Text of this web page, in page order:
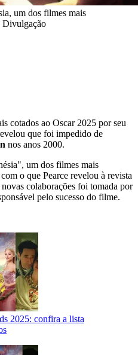
um dos filmes mais
Divulgação
cotados ao Oscar 2025 por seu
que foi impedido de
nos anos 2000.
um dos filmes mais
o que Pearce revelou à revista
colaborações foi tomada por
pelo sucesso do filme.
2025: confira a lista